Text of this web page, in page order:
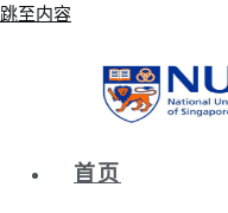
跳至内容
首页